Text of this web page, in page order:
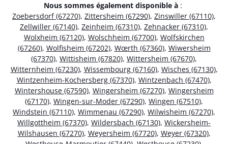
Nous sommes également disponible à :
Zoebersdorf (67270), Zittersheim (67290), Zinswiller (67110),
Zellwiller (67140), Zeinheim (67310), Zehnacker (67310),
Wolxheim (67120), Wolschheim (67700), Wolfskirchen
(67260), Wolfisheim (67202), Wœrth (67360), Wiwersheim
(67370), Wittisheim (67820), Wittersheim (67670),
Witternheim (67230), Wissembourg (67160), Wisches (67130),
Wintzenheim-Kochersberg (67370), Wintzenbach (67470),
Wintershouse (67590), Wingersheim (67270), Wingersheim
(67170), Wingen-sur-Moder (67290), Wingen (67510),
Windstein (67110), Wimmenau (67290), Wilwisheim (67270),
Willgottheim (67370), Wildersbach (67130), Wickersheim-
Wilshausen (67270), Weyersheim (67720), Weyer (67320),